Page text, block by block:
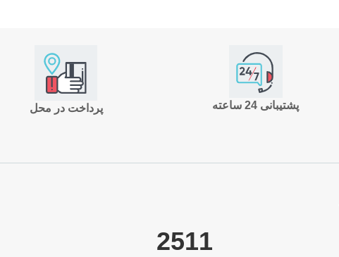
پرداخت در محل پشتیبانی 24 ساعته
2565